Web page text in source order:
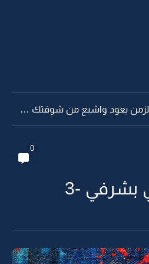
رواية ليت الزمن يعود واشبع من شوفتك يا حبيبي -25
0
بشرفي -3